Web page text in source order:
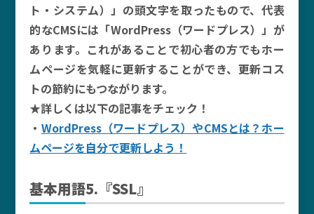
ト・システム）」の頭文字を取ったもので、代表
的なCMSには「WordPress（ワードプレス）」が
あります。これがあることで初心者の方でもホー
ムページを気軽に更新することができ、更新コス
トの節約にもつながります。
★詳しくは以下の記事をチェック！
・ WordPress（ワードプレス）やCMSとは？ホー
ムページを自分で更新しよう！
基本用語5.『SSL』